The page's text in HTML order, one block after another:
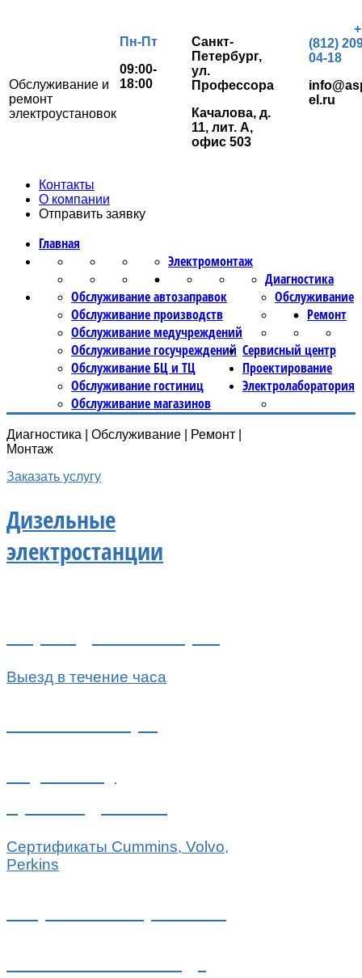
Обслуживание и
ремонт
электроустановок
Пн-Пт
09:00-
18:00
Санкт-
Петербург,
ул.
Профессора
Качалова, д.
11, лит. А,
офис 503
(812)
04-18
el.ru
Контакты
О компании
Отправить заявку
Главная
Электромонтаж
Диагностика
Обслуживание
Обслуживание автозаправок
Обслуживание производств
Обслуживание медучреждений
Обслуживание госучреждений
Обслуживание БЦ и ТЦ
Обслуживание гостиниц
Обслуживание магазинов
Ремонт
Сервисный центр
Проектирование
Электролаборатория
Диагностика | Обслуживание | Ремонт |
Монтаж
Заказать услугу
Дизельные
электростанции
Выезд в течение часа
Сертификаты Cummins, Volvo,
Perkins